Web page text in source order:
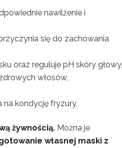
nawilżenie i
się do zachowania
oraz reguluje pH skóry głowy,
włosów,
na kondycję fryzury.
żywnością. Można je
własnej maski z